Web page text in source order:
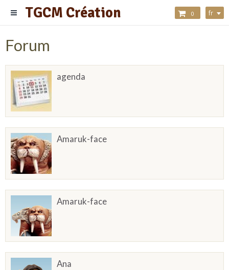
TGCM Création 0 fr
Forum
agenda
Amaruk-face
Amaruk-face
Ana